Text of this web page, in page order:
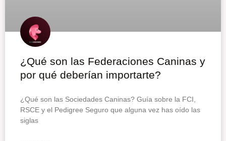
¿Qué son las Federaciones Caninas y
por qué deberían importarte?
¿Qué son las Sociedades Caninas? Guía sobre la FCI,
RSCE y el Pedigree Seguro que alguna vez has oído las
siglas